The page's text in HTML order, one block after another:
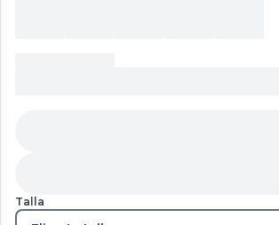
Talla